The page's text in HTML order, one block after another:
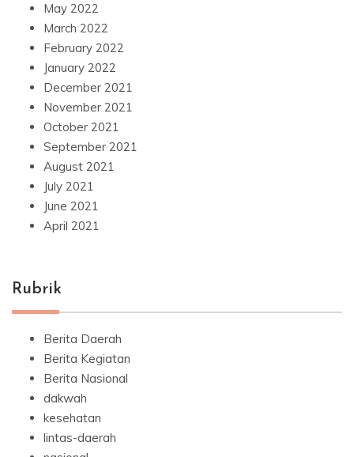
May 2022
March 2022
February 2022
January 2022
December 2021
November 2021
October 2021
September 2021
August 2021
July 2021
June 2021
April 2021
Rubrik
Berita Daerah
Berita Kegiatan
Berita Nasional
dakwah
kesehatan
lintas-daerah